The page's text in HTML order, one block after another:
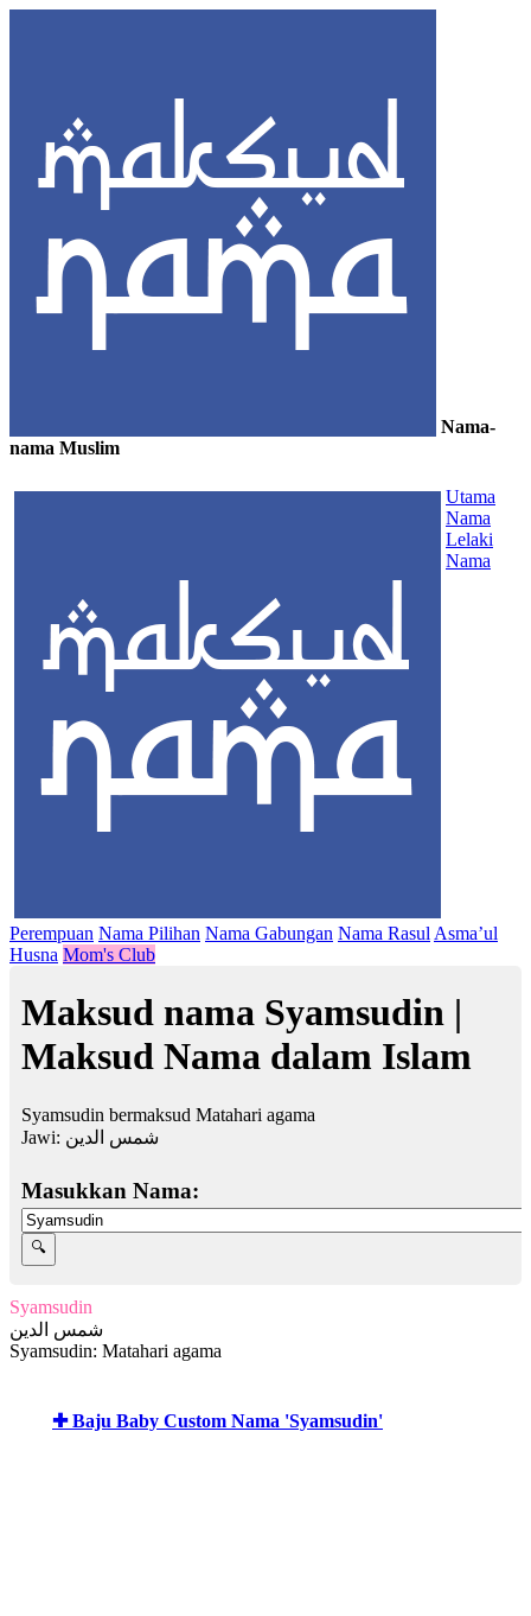
Nama-
nama Muslim
Utama
Nama
Lelaki
Nama
Perempuan Nama Pilihan Nama Gabungan Nama Rasul Asma’ul
Husna Mom's Club
Maksud nama Syamsudin |
Maksud Nama dalam Islam
Syamsudin bermaksud Matahari agama
Jawi: شمس الدين
Masukkan Nama:
Syamsudin
شمس الدين
Syamsudin: Matahari agama
✚ Baju Baby Custom Nama 'Syamsudin'